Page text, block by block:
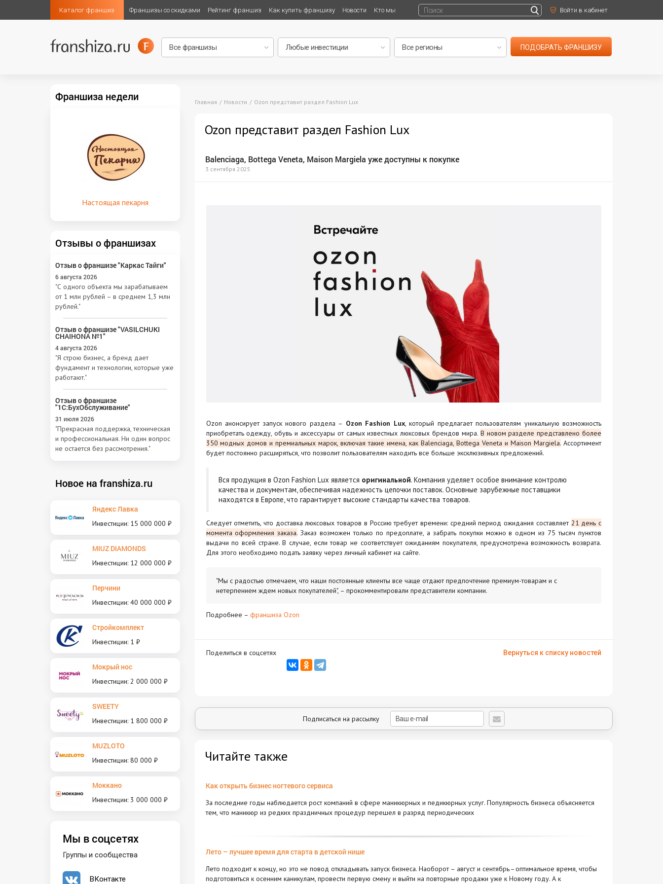
Каталог франшиз Франшизы со скидками Рейтинг франшиз Как купить франшизу Новости Кто мы Войти в кабинет
ПОДОБРАТЬ ФРАНШИЗУ
Главная Новости Ozon представит раздел Fashion Lux
Ozon представит раздел Fashion Lux
Balenciaga, Bottega Veneta, Maison Margiela уже доступны к покупке
3 сентября 2025
Ozon анонсирует запуск нового раздела – Ozon Fashion Lux, который предлагает пользователям уникальную возможность
приобретать одежду, обувь и аксессуары от самых известных люксовых брендов мира. В новом разделе представлено более
350 модных домов и премиальных марок, включая такие имена, как Balenciaga, Bottega Veneta и Maison Margiela. Ассортимент
будет постоянно расширяться, что позволит пользователям находить все больше эксклюзивных предложений.
Вся продукция в Ozon Fashion Lux является оригинальной. Компания уделяет особое внимание контролю
качества и документам, обеспечивая надежность цепочки поставок. Основные зарубежные поставщики
находятся в Европе, что гарантирует высокие стандарты качества товаров.
Следует отметить, что доставка люксовых товаров в Россию требует времени: средний период ожидания составляет 21 день с
момента оформления заказа. Заказ возможен только по предоплате, а забрать покупки можно в одном из 75 тысяч пунктов
выдачи по всей стране. В случае, если товар не соответствует ожиданиям покупателя, предусмотрена возможность возврата.
Для этого необходимо подать заявку через личный кабинет на сайте.
"Мы с радостью отмечаем, что наши постоянные клиенты все чаще отдают предпочтение премиум-товарам и с
нетерпением ждем новых покупателей", – прокомментировали представители компании.
Подробнее – франшиза Ozon
Поделиться в соцсетях Вернуться к списку новостей
Подписаться на рассылку
Читайте также
Как открыть бизнес ногтевого сервиса
За последние годы наблюдается рост компаний в сфере маникюрных и педикюрных услуг. Популярность бизнеса объясняется
тем, что маникюр из редких праздничных процедур перешел в разряд периодических
Лето – лучшее время для старта в детской нише
Лето подходит к концу, но это не повод откладывать запуск бизнеса. Наоборот – август и сентябрь – оптимальное время, чтобы
подготовиться к осенним каникулам, провести первую смену и выйти на повторные продажи уже к Новому году. А к
Франшиза недели
Настоящая пекарня
Отзывы о франшизах
Отзыв о франшизе "Каркас Тайги"
6 августа 2026
"С одного объекта мы зарабатываем
от 1 млн рублей – в среднем 1,3 млн
рублей."
Отзыв о франшизе "VASILCHUKI
CHAIHONA №1"
4 августа 2026
"Я строю бизнес, а бренд дает
фундамент и технологии, которые уже
работают."
Отзыв о франшизе
"1С:БухОбслуживание"
31 июля 2026
"Прекрасная поддержка, техническая
и профессиональная. Ни один вопрос
не остается без рассмотрения."
Новое на franshiza.ru
Яндекс Лавка
Инвестиции: 15 000 000 ₽
MIUZ DIAMONDS
Инвестиции: 12 000 000 ₽
Перчини
Инвестиции: 40 000 000 ₽
Стройкомплект
Инвестиции: 1 ₽
Мокрый нос
Инвестиции: 2 000 000 ₽
SWEETY
Инвестиции: 1 800 000 ₽
MUZLOTO
Инвестиции: 80 000 ₽
Моккано
Инвестиции: 3 000 000 ₽
Мы в соцсетях
Группы и сообщества
ВКонтакте